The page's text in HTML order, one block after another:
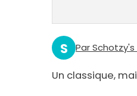
S Par
Un classique,